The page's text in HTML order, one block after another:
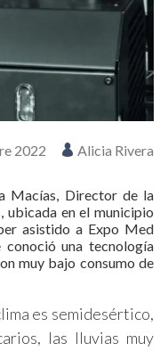
2022 Alicia Rivera
Macías, Director de la
ubicada en el municipio
asistido a Expo Med
una tecnología
muy bajo consumo de
es semidesértico,
las lluvias muy